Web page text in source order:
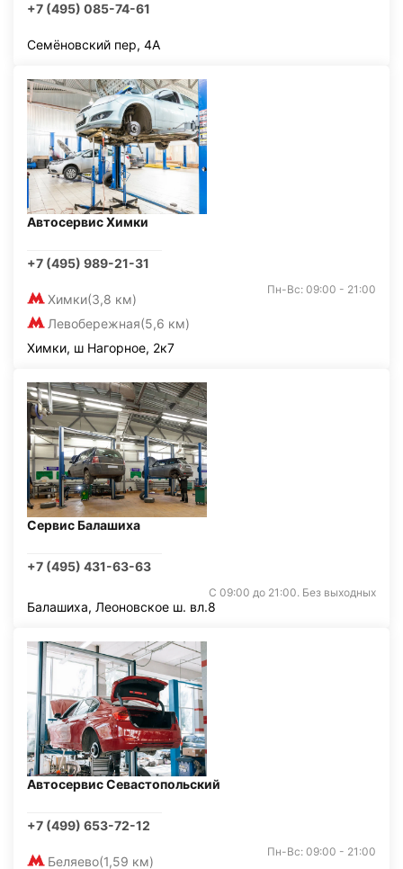
+7 (495) 085-74-61
Семёновский пер, 4А
Автосервис Химки
+7 (495) 989-21-31
Химки(3,8 км)
Левобережная(5,6 км)
Пн-Вс: 09:00 - 21:00
Химки, ш Нагорное, 2к7
Сервис Балашиха
+7 (495) 431-63-63
С 09:00 до 21:00. Без выходных
Балашиха, Леоновское ш. вл.8
Автосервис Севастопольский
+7 (499) 653-72-12
Беляево(1,59 км)
Пн-Вс: 09:00 - 21:00